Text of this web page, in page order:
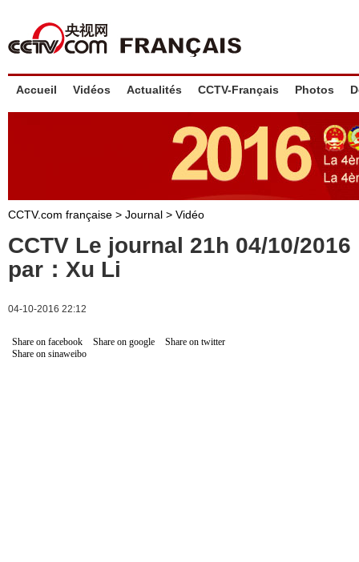
Accueil Vidéos Actualités CCTV-Français Photos
CCTV.com française > Journal > Vidéo
CCTV Le journal 21h 04/10/
par：Xu Li
04-10-2016 22:12
Share on facebook Share on google
Share on twitter
Share on sinaweibo